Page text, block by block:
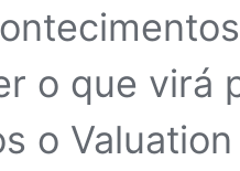
o que virá
o